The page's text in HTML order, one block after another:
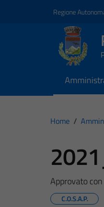
Regione
Home /
Approvato
C.O.S.A.P.